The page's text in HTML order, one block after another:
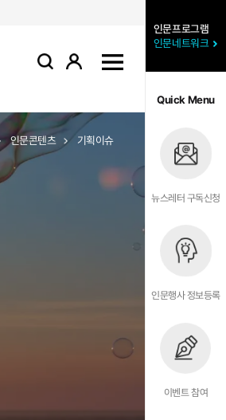
검색 로그인 사이트맵
인문프로그램
인문네트워크
Quick Menu
뉴스레터 구독신청
인문행사 정보등록
이벤트 참여
인문콘텐츠 기획이슈